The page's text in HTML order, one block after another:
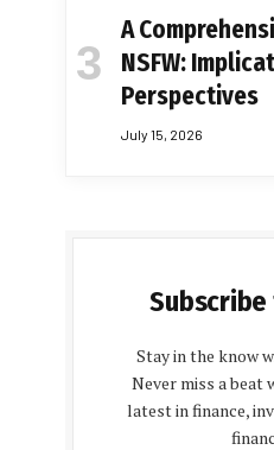
A
NSFW:
Perspectives
July 15, 2026
Stay in the know
Never miss a beat
latest in finance,